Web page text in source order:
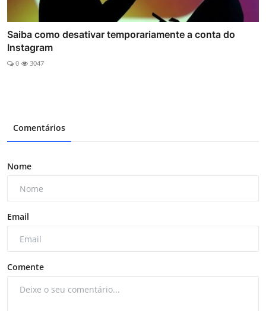
Saiba como desativar temporariamente a conta do
Instagram
0 3047
Comentários
Nome
Email
Comente